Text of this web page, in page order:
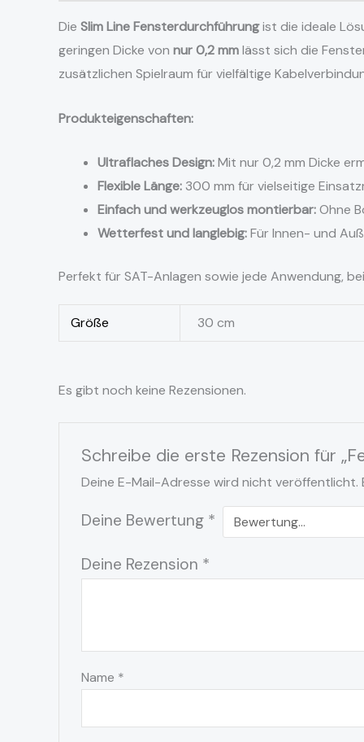
Die Slim Line Fensterdurchführungist die ideale
geringen Dicke von nur 0,2 mmlässt sich die
zusätzlichen Spielraum für vielfältige
Produkteigenschaften:
Ultraflaches Design:Mit nur 0,2 mm Dicke
Flexible Länge: 300 mm für vielseitige
Einfach und werkzeuglos montierbar:Ohne
Wetterfest und langlebig:Für Innen- und
Perfekt für SAT-Anlagen sowie jede Anwendung,
Größe 30 cm
Es gibt noch keine Rezensionen.
Schreibe die erste Rezension für
Deine E-Mail-Adresse wird nicht veröffentlicht.
Deine Bewertung *
Deine Rezension *
Name *